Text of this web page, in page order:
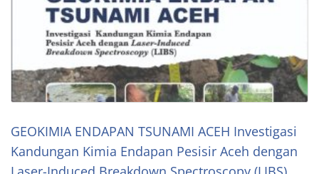
GEOKIMIA ENDAPAN TSUNAMI ACEH Investigasi
Kandungan Kimia Endapan Pesisir Aceh dengan